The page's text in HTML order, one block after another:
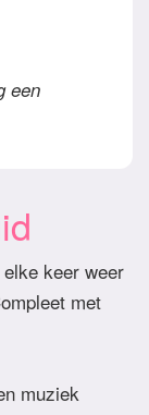
een
keer weer
met
muziek